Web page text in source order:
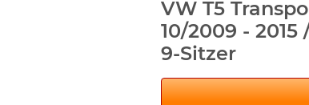
VW T5
10/2009 -
9-Sitzer